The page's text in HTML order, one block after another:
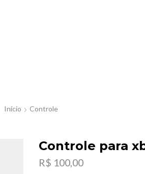
Início Controle
Controle para
R$ 100,00